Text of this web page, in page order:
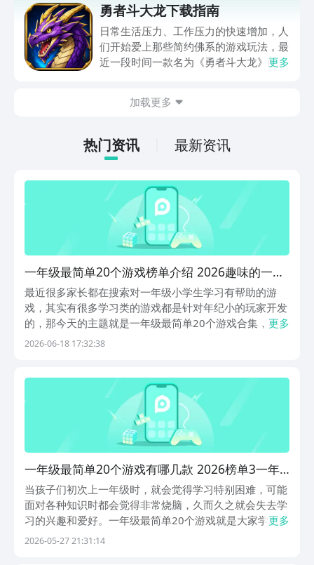
途下载预约教程，这款游戏目前已经进入
了试玩状态就还未正式上线，大家现在可
以点击下方分享出的“《玄霄仙途》最新
预约下载地址”，通过这一渠道可以直接
勇者斗大龙下载指南
日常生活压力、工作压力的快速增加，人
们开始爱上那些简约佛系的游戏玩法，最
近一段时间一款名为《勇者斗大龙》的简
程，在下方小编已经将该游戏的最新链接
接，豌豆荚APP上速速来拿免费的预约下
载名额吧！
更多
加载更多
热门资讯 最新资讯
一年级最简单20个游戏榜单介绍 2026趣味的一年
级益智游戏下载
最近很多家长都在搜索对一年级小学生学习有帮助的游
戏，其实有很多学习类的游戏都是针对年纪小的玩家开发
的，那今天的主题就是一年级最简单20个游戏合集，不过
呢因为篇幅原因，小编就介绍10个游戏，其他的大家可以
更多
2026-06-18 17:32:38
一年级最简单20个游戏有哪几款 2026榜单3一年
级手游安卓下载before_1
当孩子们初次上一年级时，就会觉得学习特别困难，可能
面对各种知识时都会觉得非常烧脑，久而久之就会失去学
习的兴趣和爱好。一年级最简单20个游戏就是大家学习时
的最好选择，但是本篇文章篇幅有限，因此小编只会为大
更多
2026-05-27 21:31:14